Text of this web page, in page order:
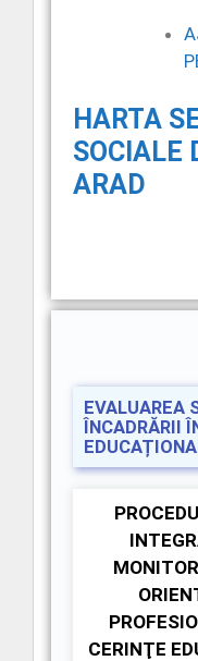
HARTA
SOCIALE
ARAD
EVALUAREA
ÎNCADRĂRII
CERINŢE